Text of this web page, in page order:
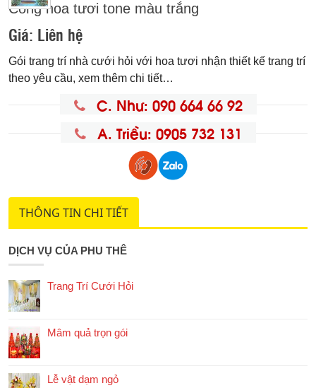
Cổng hoa tươi tone màu trắng
Giá: Liên hệ
Gói trang trí nhà cưới hỏi với hoa tươi nhận thiết kế trang trí
theo yêu cầu, xem thêm chi tiết…
C. Như: 090 664 66 92
A. Triều: 0905 732 131
THÔNG TIN CHI TIẾT
DỊCH VỤ CỦA PHU THÊ
Trang Trí Cưới Hỏi
Mâm quả trọn gói
Lễ vật dạm ngỏ